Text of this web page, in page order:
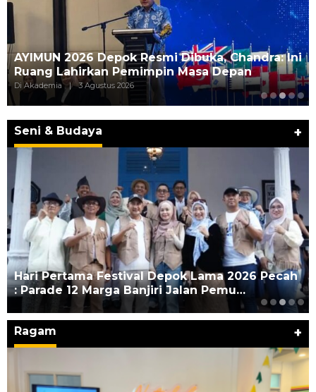
Wali Kota Supian Suri Lantik Pengurus
Kwarcab Pramuka Depok 2026–2031, Tegaskan
…
Di Akademia | 1 Agustus 2026
Seni & Budaya +
‎Wabup Fajar Serahkan Bantuan Petani
Tembakau di Sukasari
Ragam +